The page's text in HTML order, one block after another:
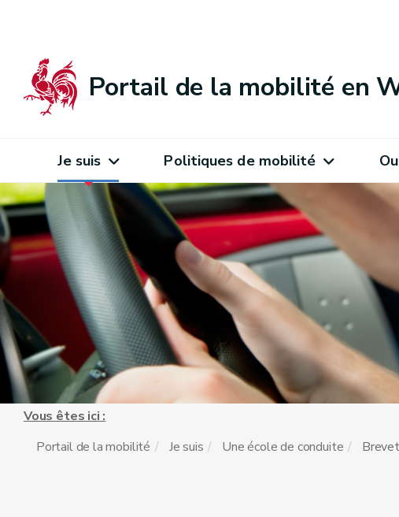
Portail de la mobilité en
Je suis Politiques de mobilité
Vous êtes ici :
Portail de la mobilité
Je suis Une école de conduite